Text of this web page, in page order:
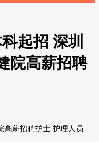
起招 深圳
院高薪招聘
高薪招聘护士 护理人员